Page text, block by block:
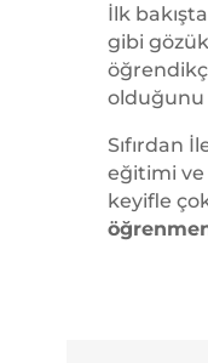
İlk
gibi
olduğunu
Sıfırdan
eğitimi
keyifle